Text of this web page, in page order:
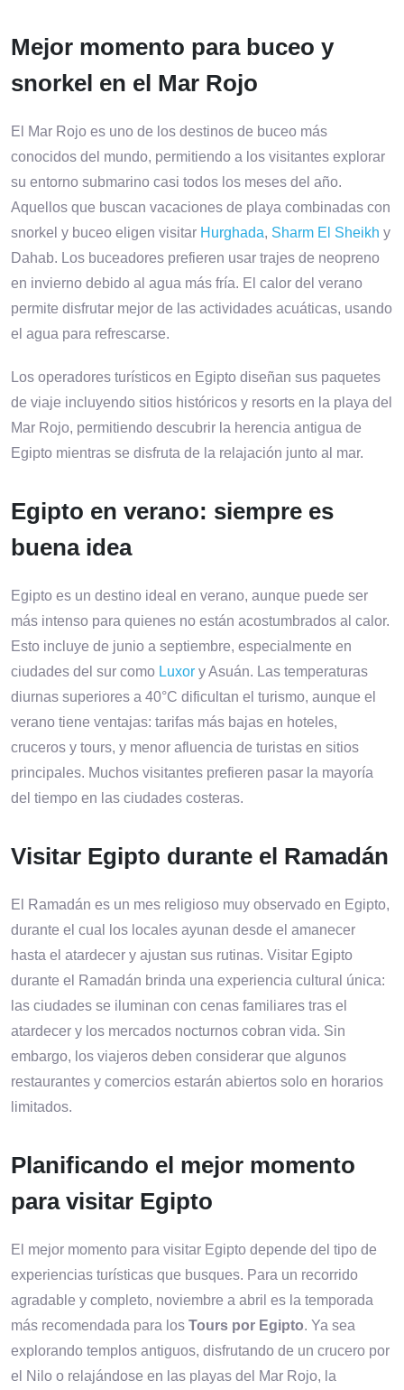
Mejor momento para buceo y
snorkel en el Mar Rojo
El Mar Rojo es uno de los destinos de buceo más
conocidos del mundo, permitiendo a los visitantes explorar
su entorno submarino casi todos los meses del año.
Aquellos que buscan vacaciones de playa combinadas con
snorkel y buceo eligen visitar Hurghada, Sharm El Sheikh y
Dahab. Los buceadores prefieren usar trajes de neopreno
en invierno debido al agua más fría. El calor del verano
permite disfrutar mejor de las actividades acuáticas, usando
el agua para refrescarse.
Los operadores turísticos en Egipto diseñan sus paquetes
de viaje incluyendo sitios históricos y resorts en la playa del
Mar Rojo, permitiendo descubrir la herencia antigua de
Egipto mientras se disfruta de la relajación junto al mar.
Egipto en verano: siempre es
buena idea
Egipto es un destino ideal en verano, aunque puede ser
más intenso para quienes no están acostumbrados al calor.
Esto incluye de junio a septiembre, especialmente en
ciudades del sur como Luxor y Asuán. Las temperaturas
diurnas superiores a 40°C dificultan el turismo, aunque el
verano tiene ventajas: tarifas más bajas en hoteles,
cruceros y tours, y menor afluencia de turistas en sitios
principales. Muchos visitantes prefieren pasar la mayoría
del tiempo en las ciudades costeras.
Visitar Egipto durante el Ramadán
El Ramadán es un mes religioso muy observado en Egipto,
durante el cual los locales ayunan desde el amanecer
hasta el atardecer y ajustan sus rutinas. Visitar Egipto
durante el Ramadán brinda una experiencia cultural única:
las ciudades se iluminan con cenas familiares tras el
atardecer y los mercados nocturnos cobran vida. Sin
embargo, los viajeros deben considerar que algunos
restaurantes y comercios estarán abiertos solo en horarios
limitados.
Planificando el mejor momento
para visitar Egipto
El mejor momento para visitar Egipto depende del tipo de
experiencias turísticas que busques. Para un recorrido
agradable y completo, noviembre a abril es la temporada
más recomendada para los Tours por Egipto. Ya sea
explorando templos antiguos, disfrutando de un crucero por
el Nilo o relajándose en las playas del Mar Rojo, la